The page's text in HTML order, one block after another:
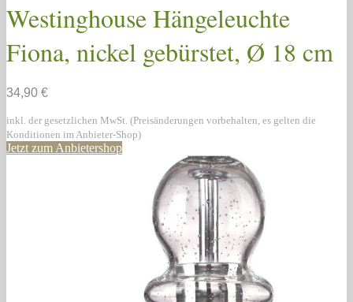
Westinghouse Hängeleuchte
Fiona, nickel gebürstet, Ø 18 cm
34,90 €
inkl. der gesetzlichen MwSt. (Preisänderungen vorbehalten, es gelten die
Konditionen im Anbieter-Shop)
Jetzt zum Anbietershop